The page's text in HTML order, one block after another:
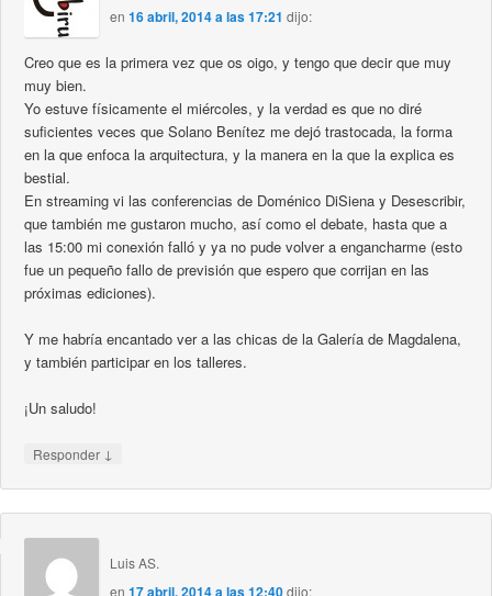
en16 abril, 2014 a las 17:21 dijo:
Creo que es la primera vez que os oigo, y tengo que decir que muy
muy bien.
Yo estuve físicamente el miércoles, y la verdad es que no diré
suficientes veces que Solano Benítez me dejó trastocada, la forma
en la que enfoca la arquitectura, y la manera en la que la explica es
bestial.
En streaming vi las conferencias de Doménico DiSiena y Desescribir,
que también me gustaron mucho, así como el debate, hasta que a
las 15:00 mi conexión falló y ya no pude volver a engancharme (esto
fue un pequeño fallo de previsión que espero que corrijan en las
próximas ediciones).
Y me habría encantado ver a las chicas de la Galería de Magdalena,
y también participar en los talleres.
¡Un saludo!
Responder ↓
Luis AS.
en17 abril, 2014 a las 12:40dijo: